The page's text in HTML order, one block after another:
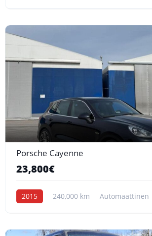
Porsche Cayenne
23,800€
2015 240,000 km Automaattinen